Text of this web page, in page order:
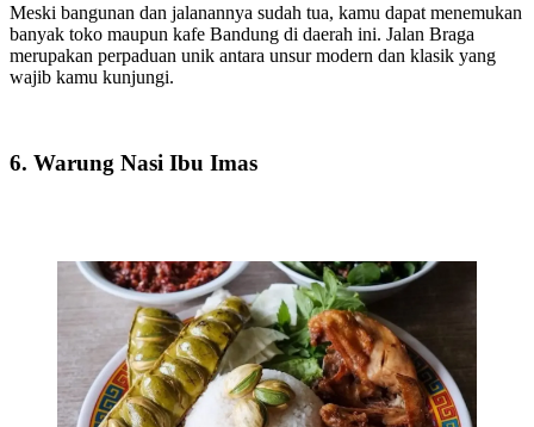
Meski bangunan dan jalanannya sudah tua, kamu dapat menemukan
banyak toko maupun kafe Bandung di daerah ini. Jalan Braga
merupakan perpaduan unik antara unsur modern dan klasik yang
wajib kamu kunjungi.
6. Warung Nasi Ibu Imas